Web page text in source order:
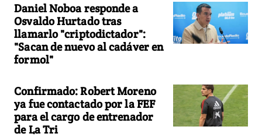
Daniel Noboa responde a
Osvaldo Hurtado tras
llamarlo "criptodictador":
"Sacan de nuevo al cadáver en
formol"
Confirmado: Robert Moreno
ya fue contactado por la FEF
para el cargo de entrenador
de La Tri